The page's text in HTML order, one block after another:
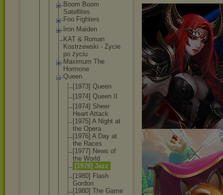
Boom Boom
Satellites
Foo Fighters
Iron Maiden
KAT & Roman
Kostrzewski - Życie
po życiu
Maximum The
Hormone
Queen
[1973] Queen
[1974] Queen II
[1974] Sheer
Heart Attack
[1975] A Night at
the Opera
[1976] A Day at
the Races
[1977] News of
the World
[1978] Jazz
[1980] Flash
Gordon
[1980] The Game